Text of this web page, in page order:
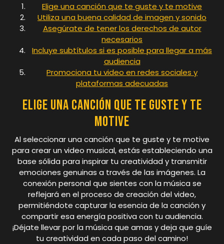
Elige una canción que te guste y te motive
Utiliza una buena calidad de imagen y sonido
Asegúrate de tener los derechos de autor
necesarios
Incluye subtítulos si es posible para llegar a más
audiencia
Promociona tu video en redes sociales y
plataformas adecuadas
Elige una canción que te guste y te
motive
Al seleccionar una canción que te guste y te motive
para crear un video musical, estás estableciendo una
base sólida para inspirar tu creatividad y transmitir
emociones genuinas a través de las imágenes. La
conexión personal que sientes con la música se
reflejará en el proceso de creación del video,
permitiéndote capturar la esencia de la canción y
compartir esa energía positiva con tu audiencia.
¡Déjate llevar por la música que amas y deja que guíe
tu creatividad en cada paso del camino!